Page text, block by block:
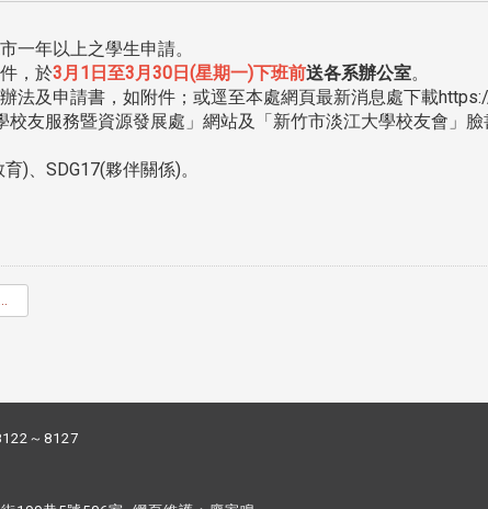
一年以上之學生申請。
，於3月1日至3月30日(星期一)下班前送各系辦公室。
法及申請書，如附件；或逕至本處網頁最新消息處下載
校友服務暨資源發展處」網站及「新竹市淡江大學校友會」
)、SDG17(夥伴關係)。
學金申請書_1141129公告版_.docx
～8127